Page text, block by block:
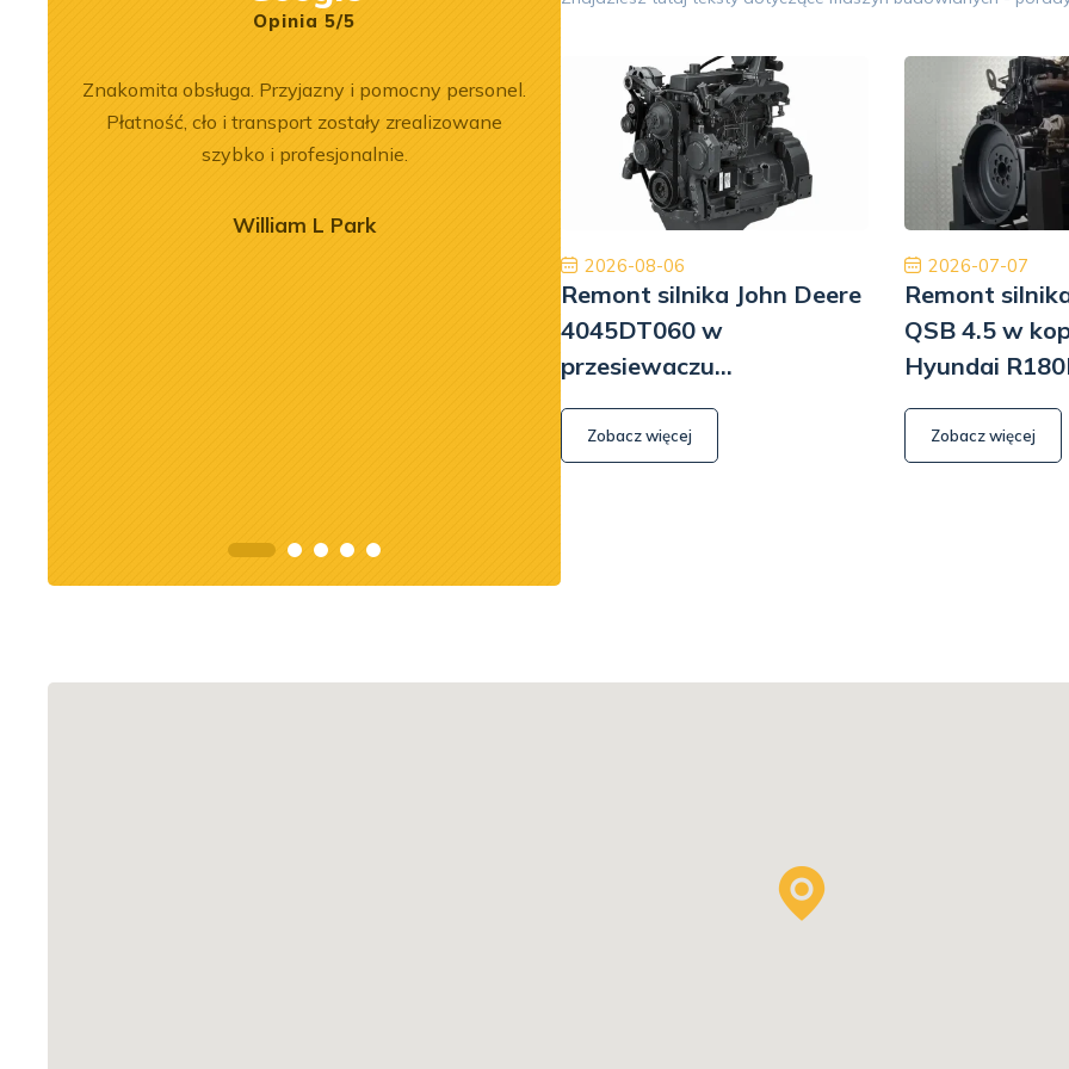
Opinia 5/5
Znakomita obsługa. Przyjazny i pomocny personel.
Płatność, cło i transport zostały zrealizowane
szybko i profesjonalnie.
William L Park
Oryginalne części, niesamowicie szybka
międzynarodowa dostawa ekspresowa i obsługa na
najwyższym poziomie. W przyszłości wrócimy, aby
ponownie robić interesy. Dziękuję!
w
się
zbyt
2026-08-06
Remont silnika John Deere
4045DT060 w
przesiewaczu
Powerscreen Warrior 800
Zobacz więcej
2026-07-07
Remont
QSB 4.5 w
Hyundai
Zobacz więcej